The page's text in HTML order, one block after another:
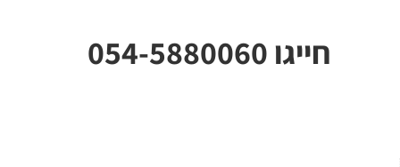
חייגו 054-5880060